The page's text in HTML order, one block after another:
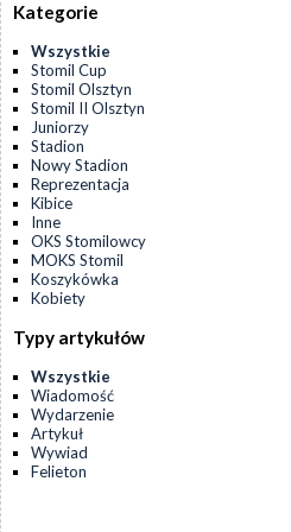
Kategorie
Wszystkie
Stomil Cup
Stomil Olsztyn
Stomil II Olsztyn
Juniorzy
Stadion
Nowy Stadion
Reprezentacja
Kibice
Inne
OKS Stomilowcy
MOKS Stomil
Koszykówka
Kobiety
Typy artykułów
Wszystkie
Wiadomość
Wydarzenie
Artykuł
Wywiad
Felieton